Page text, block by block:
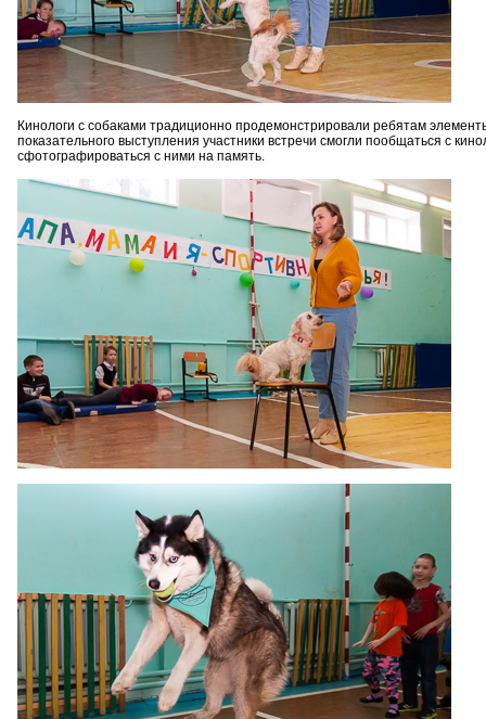
Кинологи с собаками традиционно продемонстрировали ребятам
показательного выступления участники встречи смогли пообщаться с
сфотографироваться с ними на память.